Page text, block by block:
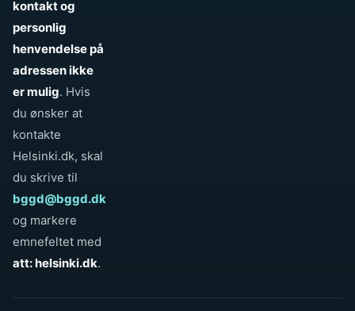
kontakt og
personlig
henvendelse på
adressen ikke
er mulig. Hvis
du ønsker at
kontakte
Helsinki.dk, skal
du skrive til
bggd@bggd.dk
og markere
emnefeltet med
att: helsinki.dk.